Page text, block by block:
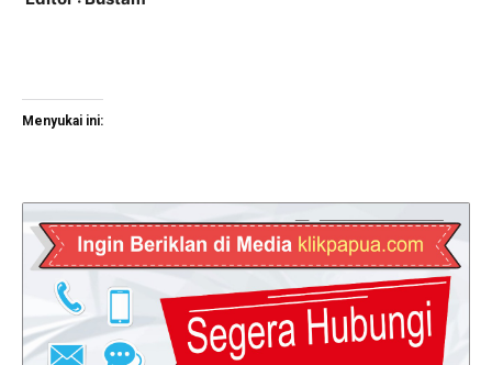
Menyukai ini: